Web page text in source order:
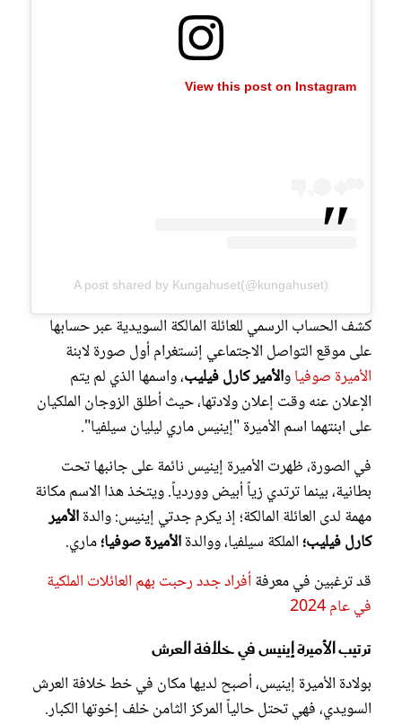
View this post on Instagram
A post shared by Kungahuset(@kungahuset)
كشف الحساب الرسمي للعائلة المالكة السويدية عبر حسابها
على موقع التواصل الاجتماعي إنستغرام أول صورة لابنة
الأميرة صوفياوالأمير كارل فيليب، واسمها الذي لم يتم
الإعلان عنه وقت إعلان ولادتها، حيث أطلق الزوجان الملكيان
على ابنتهما اسم الأميرة "إينيس ماري ليليان سيلفيا".
في الصورة، ظهرت الأميرة إينيس نائمة على جانبها تحت
بطانية، بينما ترتدي زياً أبيض ووردياً. ويتخذ هذا الاسم مكانة
مهمة لدى العائلة المالكة؛ إذ يكرم جدتي إينيس: والدةالأمير
كارل فيليب؛الملكة سيلفيا، ووالدةالأميرة صوفيا؛ماري.
قد ترغبين في معرفةأفراد جدد رحبت بهم العائلات الملكية
في عام 2024
ترتيب الأميرة إينيس في خلافة العرش
بولادة الأميرة إينيس، أصبح لديها مكان في خط خلافة العرش
السويدي، فهي تحتل حالياً المركز الثامن خلف إخوتها الكبار.